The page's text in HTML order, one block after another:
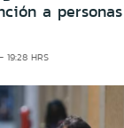
a
HRS